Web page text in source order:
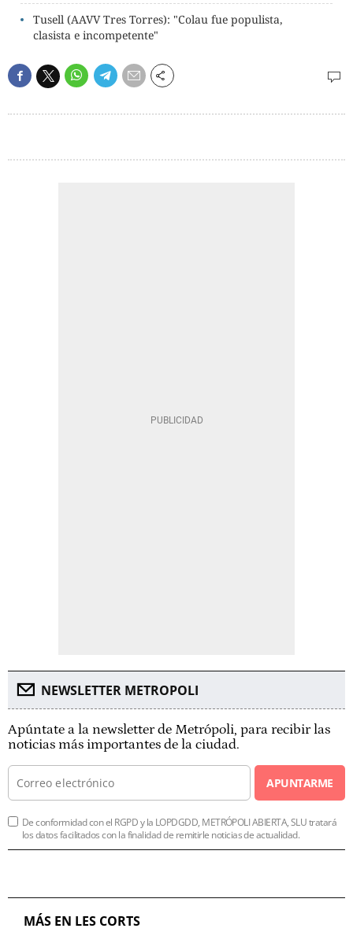
Tusell (AAVV Tres Torres): "Colau fue populista,
clasista e incompetente"
NEWSLETTER METROPOLI
Apúntate a la newsletter de Metrópoli, para recibir las
noticias más importantes de la ciudad.
APUNTARME
De conformidad con el RGPD y la LOPDGDD, METRÓPOLI ABIERTA, SLU tratará
los datos facilitados con la finalidad de remitirle noticias de actualidad.
MÁS EN LES CORTS